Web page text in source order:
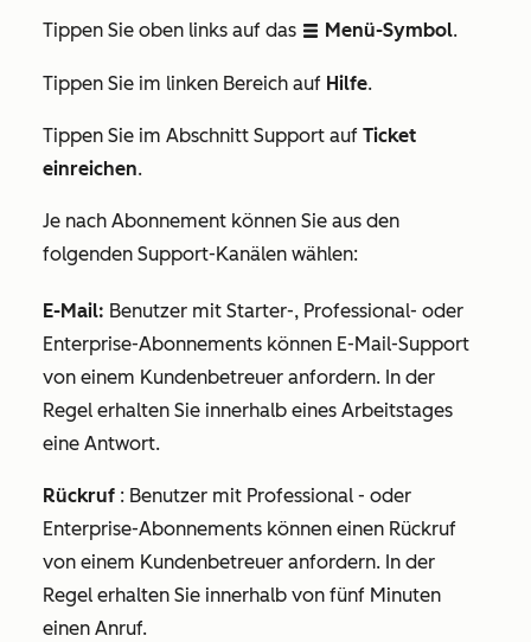
Tippen Sie oben links auf das listView Menü-Symbol.
Tippen Sie im linken Bereich auf Hilfe.
Tippen Sie im Abschnitt Support auf Ticket
einreichen.
Je nach Abonnement können Sie aus den
folgenden Support-Kanälen wählen:
E-Mail: Benutzer mit Starter-, Professional- oder
Enterprise-Abonnements können E-Mail-Support
von einem Kundenbetreuer anfordern. In der
Regel erhalten Sie innerhalb eines Arbeitstages
eine Antwort.
Rückruf : Benutzer mit Professional - oder
Enterprise-Abonnements können einen Rückruf
von einem Kundenbetreuer anfordern. In der
Regel erhalten Sie innerhalb von fünf Minuten
einen Anruf.